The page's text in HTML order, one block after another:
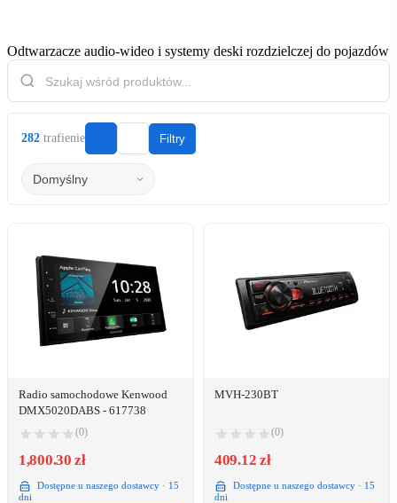
Odtwarzacze audio-wideo i systemy deski rozdzielczej do pojazdów
282 trafienie Filtry
Radio samochodowe Kenwood
DMX5020DABS - 617738
(0)
1,800.30 zł
Dostępne u naszego dostawcy · 15
dni
MVH-230BT
(0)
409.12 zł
Dostępne u naszego dostawcy · 15
dni